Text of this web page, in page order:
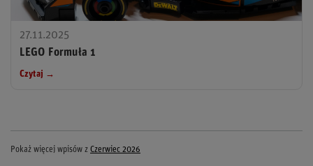
27.11.2025
LEGO Formuła 1
Czytaj →
Pokaż więcej wpisów z Czerwiec 2026